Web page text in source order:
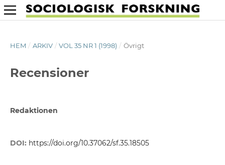
HEM / ARKIV / VOL 35 NR 1 (1998) / Övrigt
Recensioner
Redaktionen
DOI: https://doi.org/10.37062/sf.35.18505